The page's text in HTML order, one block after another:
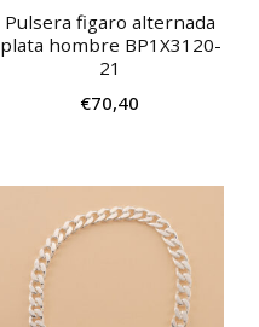
Pulsera figaro alternada
plata hombre BP1X3120-
21
€70,40